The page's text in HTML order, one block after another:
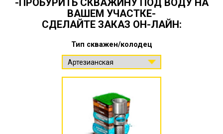
ВАШЕМ УЧАСТКЕ-
СДЕЛАЙТЕ ЗАКАЗ ОН-ЛАЙН:
Тип скважен/колодец